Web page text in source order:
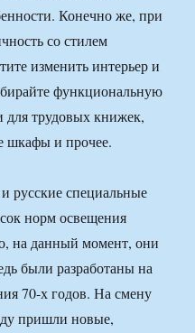
Конечно же, при
со стилем
изменить интерьер и
функциональную
для трудовых книжек,
шкафы и прочее.
русские специальные
норм освещения
на данный момент, они
были разработаны на
70-х годов. На смену
пришли новые,